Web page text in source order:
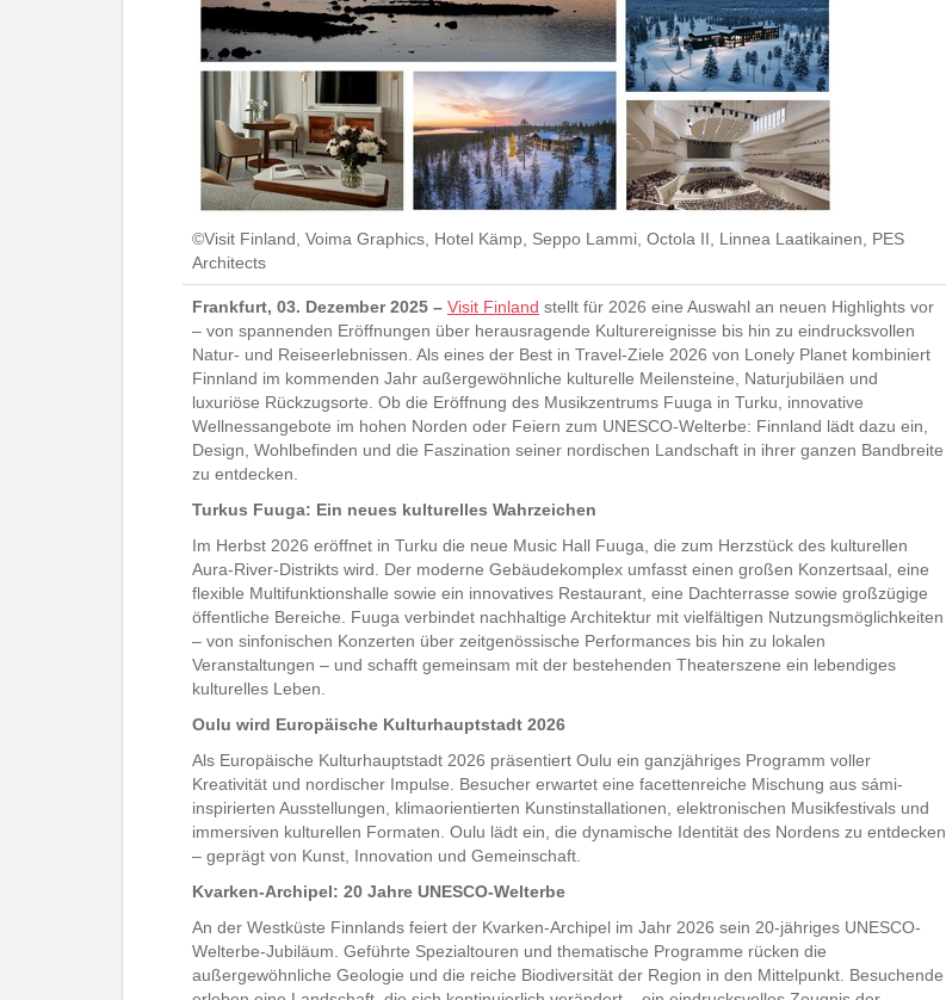
©Visit Finland, Voima Graphics, Hotel Kämp, Seppo Lammi, Octola II, Linnea Laatikainen, PES
Architects
Frankfurt, 03. Dezember 2025 – Visit Finland stellt für 2026 eine Auswahl an neuen Highlights vor
– von spannenden Eröffnungen über herausragende Kulturereignisse bis hin zu eindrucksvollen
Natur- und Reiseerlebnissen. Als eines der Best in Travel-Ziele 2026 von Lonely Planet kombiniert
Finnland im kommenden Jahr außergewöhnliche kulturelle Meilensteine, Naturjubiläen und
luxuriöse Rückzugsorte. Ob die Eröffnung des Musikzentrums Fuuga in Turku, innovative
Wellnessangebote im hohen Norden oder Feiern zum UNESCO-Welterbe: Finnland lädt dazu ein,
Design, Wohlbefinden und die Faszination seiner nordischen Landschaft in ihrer ganzen Bandbreite
zu entdecken.
Turkus Fuuga: Ein neues kulturelles Wahrzeichen
Im Herbst 2026 eröffnet in Turku die neue Music Hall Fuuga, die zum Herzstück des kulturellen
Aura-River-Distrikts wird. Der moderne Gebäudekomplex umfasst einen großen Konzertsaal, eine
flexible Multifunktionshalle sowie ein innovatives Restaurant, eine Dachterrasse sowie großzügige
öffentliche Bereiche. Fuuga verbindet nachhaltige Architektur mit vielfältigen Nutzungsmöglichkeiten
– von sinfonischen Konzerten über zeitgenössische Performances bis hin zu lokalen
Veranstaltungen – und schafft gemeinsam mit der bestehenden Theaterszene ein lebendiges
kulturelles Leben.
Oulu wird Europäische Kulturhauptstadt 2026
Als Europäische Kulturhauptstadt 2026 präsentiert Oulu ein ganzjähriges Programm voller
Kreativität und nordischer Impulse. Besucher erwartet eine facettenreiche Mischung aus sámi-
inspirierten Ausstellungen, klimaorientierten Kunstinstallationen, elektronischen Musikfestivals und
immersiven kulturellen Formaten. Oulu lädt ein, die dynamische Identität des Nordens zu entdecken
– geprägt von Kunst, Innovation und Gemeinschaft.
Kvarken-Archipel: 20 Jahre UNESCO-Welterbe
An der Westküste Finnlands feiert der Kvarken-Archipel im Jahr 2026 sein 20-jähriges UNESCO-
Welterbe-Jubiläum. Geführte Spezialtouren und thematische Programme rücken die
außergewöhnliche Geologie und die reiche Biodiversität der Region in den Mittelpunkt. Besuchende